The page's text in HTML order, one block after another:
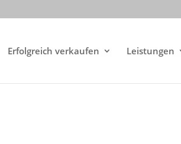
Erfolgreich verkaufen Leistungen